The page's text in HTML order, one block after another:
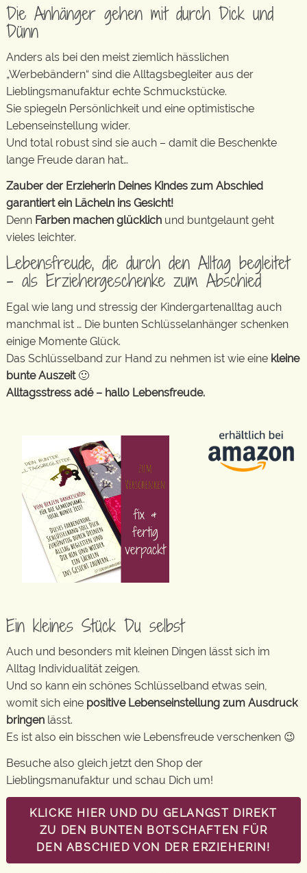
Die Anhänger gehen mit durch Dick und
Dünn
Anders als bei den meist ziemlich hässlichen
„Werbebändern“ sind die Alltagsbegleiter aus der
Lieblingsmanufaktur echte Schmuckstücke.
Sie spiegeln Persönlichkeit und eine optimistische
Lebenseinstellung wider.
Und total robust sind sie auch – damit die Beschenkte
lange Freude daran hat…
Zauber der Erzieherin Deines Kindes zum Abschied
garantiert ein Lächeln ins Gesicht!
Denn Farben machen glücklich und buntgelaunt geht
vieles leichter.
Lebensfreude, die durch den Alltag begleitet
– als Erziehergeschenke zum Abschied
Egal wie lang und stressig der Kindergartenalltag auch
manchmal ist … Die bunten Schlüsselanhänger schenken
einige Momente Glück.
Das Schlüsselband zur Hand zu nehmen ist wie eine kleine
bunte Auszeit🙂
Alltagsstress adé – hallo Lebensfreude.
Ein kleines Stück Du selbst
Auch und besonders mit kleinen Dingen lässt sich im
Alltag Individualität zeigen.
Und so kann ein schönes Schlüsselband etwas sein,
womit sich eine positive Lebenseinstellung zum Ausdruck
bringen lässt.
Es ist also ein bisschen wie Lebensfreude verschenken 😉
Besuche also gleich jetzt den Shop der
Lieblingsmanufaktur und schau Dich um!
KLICKE HIER UND DU GELANGST DIREKT
ZU DEN BUNTEN BOTSCHAFTEN FÜR
DEN ABSCHIED VON DER ERZIEHERIN!